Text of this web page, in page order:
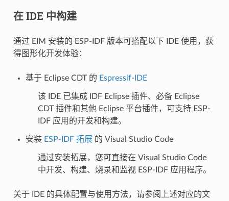
在 IDE 中构建
通过 EIM 安装的 ESP-IDF 版本可搭配以下 IDE 使用，获
得图形化开发体验：
基于 Eclipse CDT 的 Espressif-IDE
该 IDE 已集成 IDF Eclipse 插件、必备 Eclipse
CDT 插件和其他 Eclipse 平台插件，可支持 ESP-
IDF 应用的开发和构建。
安装 ESP-IDF 拓展的 Visual Studio Code
通过安装拓展，您可直接在 Visual Studio Code
中开发、构建、烧录和监视 ESP-IDF 应用程序。
关于 IDE 的具体配置与使用方法，请参阅上述对应的文